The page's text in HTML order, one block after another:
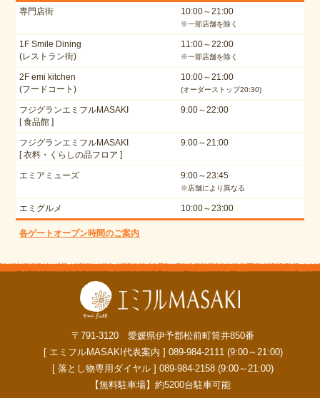
専門店街 10:00～21:00
※一部店舗を除く
1F Smile Dining
(レストラン街)
11:00～22:00
※一部店舗を除く
2F emi kitchen
(フードコート)
10:00～21:00
(オーダーストップ20:30)
フジグランエミフルMASAKI
[ 食品館 ]
9:00～22:00
フジグランエミフルMASAKI
[ 衣料・くらしの品フロア ]
9:00～21:00
エミアミューズ 9:00～23:45
※店舗により異なる
エミグルメ 10:00～23:00
各ゲートオープン時間のご案内
〒791-3120 愛媛県伊予郡松前町筒井850番
[ エミフルMASAKI代表案内 ] 089-984-2111 (9:00～21:00)
[ 落とし物専用ダイヤル ] 089-984-2158 (9:00～21:00)
【無料駐車場】約5200台駐車可能